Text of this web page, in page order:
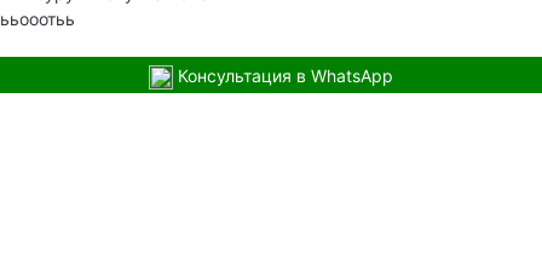
ььооотьь
Консультация в WhatsApp